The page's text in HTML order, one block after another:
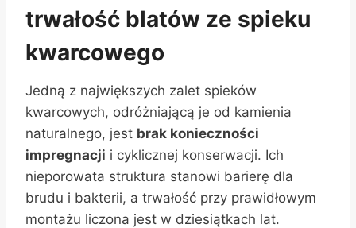
trwałość blatów ze spieku
kwarcowego
Jedną z największych zalet spieków
kwarcowych, odróżniającą je od kamienia
naturalnego, jest brak konieczności
impregnacji i cyklicznej konserwacji. Ich
nieporowata struktura stanowi barierę dla
brudu i bakterii, a trwałość przy prawidłowym
montażu liczona jest w dziesiątkach lat.